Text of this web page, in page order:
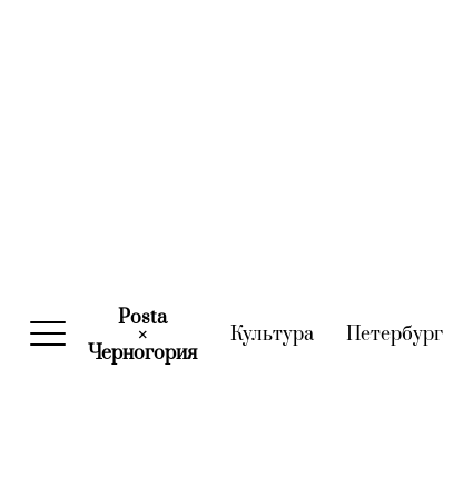
Posta
×
Черногория(current)
Культура(current)
Петербург